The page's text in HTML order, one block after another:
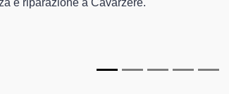
Venezia sono in grado di fornire